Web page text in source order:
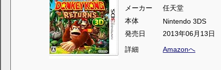
メーカー
任天堂
本体
Nintendo 3DS
発売日
2013年06月13日
詳細
Amazonへ